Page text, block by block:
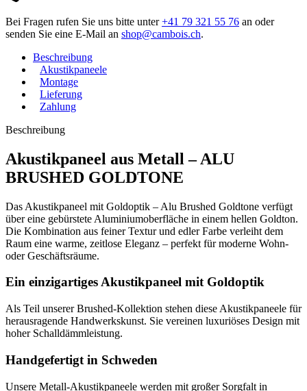
Bei Fragen rufen Sie uns bitte unter+41 79 321 55 76 an oder
senden Sie eine E-Mail an shop@cambois.ch.
Beschreibung
Akustikpaneele
Montage
Lieferung
Zahlung
Beschreibung
Akustikpaneel aus Metall – ALU
BRUSHED GOLDTONE
Das Akustikpaneel mit Goldoptik – Alu Brushed Goldtone verfügt
über eine gebürstete Aluminiumoberfläche in einem hellen Goldton.
Die Kombination aus feiner Textur und edler Farbe verleiht dem
Raum eine warme, zeitlose Eleganz – perfekt für moderne Wohn-
oder Geschäftsräume.
Ein einzigartiges Akustikpaneel mit Goldoptik
Als Teil unserer Brushed-Kollektion stehen diese Akustikpaneele für
herausragende Handwerkskunst. Sie vereinen luxuriöses Design mit
hoher Schalldämmleistung.
Handgefertigt in Schweden
Unsere Metall-Akustikpaneele werden mit großer Sorgfalt in